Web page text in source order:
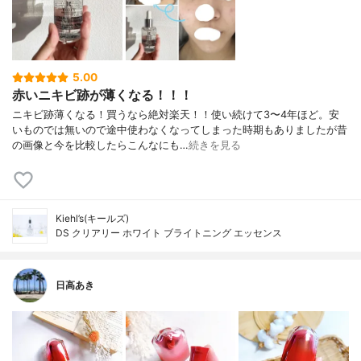
5.00
赤いニキビ跡が薄くなる！！！
ニキビ跡薄くなる！買うなら絶対楽天！！使い続けて3〜4年ほど。安
いものでは無いので途中使わなくなってしまった時期もありましたが昔
の画像と今を比較したらこんなにも…続きを見る
Kiehl’s(キールズ)
DS クリアリー ホワイト ブライトニング エッセンス
日高あき